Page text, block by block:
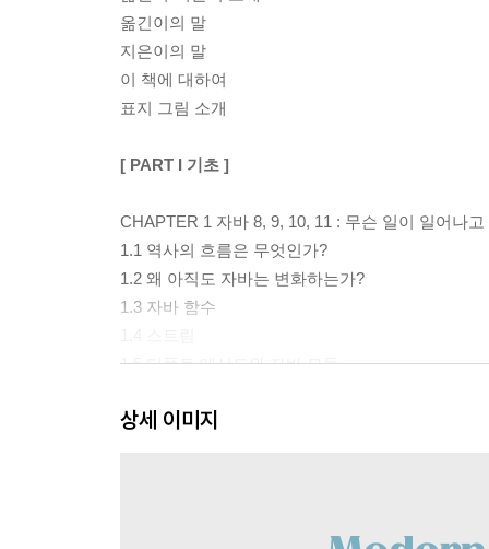
옮긴이의 말
지은이의 말
이 책에 대하여
표지 그림 소개
[ PART I 기초 ]
CHAPTER 1 자바 8, 9, 10, 11 : 무슨 일이 일어나
1.1 역사의 흐름은 무엇인가?
1.2 왜 아직도 자바는 변화하는가?
1.3 자바 함수
1.5 디폴트 메서드와 자바 모듈
1.7 마치며
상세 이미지